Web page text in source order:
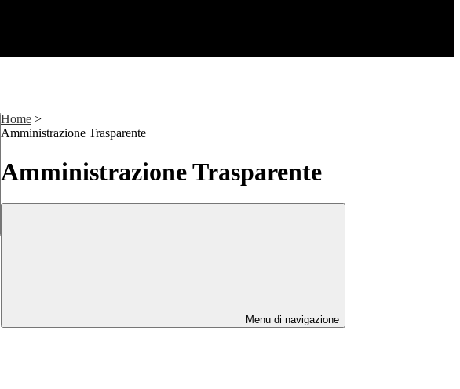
Home >
Amministrazione Trasparente
Amministrazione Trasparente
Menu di navigazione